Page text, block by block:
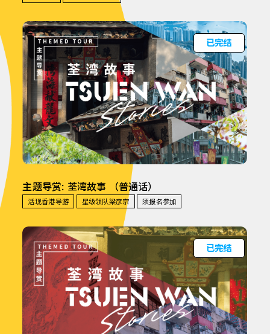
已完结
主题导赏: 荃湾故事 （普通话）
活现香港导游 星级领队梁彦宗 须报名参加
已完结